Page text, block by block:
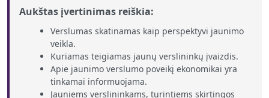
Aukštas įvertinimas reiškia:
Verslumas skatinamas kaip perspektyvi jaunimo
veikla.
Kuriamas teigiamas jaunų verslininkų įvaizdis.
Apie jaunimo verslumo poveikį ekonomikai yra
tinkamai informuojama.
Jauniems verslininkams, turintiems skirtingos